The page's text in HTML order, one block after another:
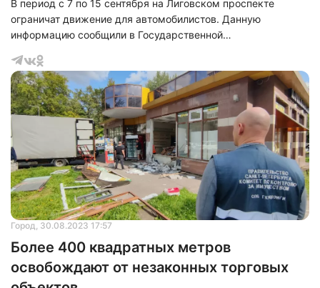
В период с 7 по 15 сентября на Лиговском проспекте
ограничат движение для автомобилистов. Данную
информацию сообщили в Государственной
Город, 30.08.2023 17:57
Более 400 квадратных метров
освобождают от незаконных торговых